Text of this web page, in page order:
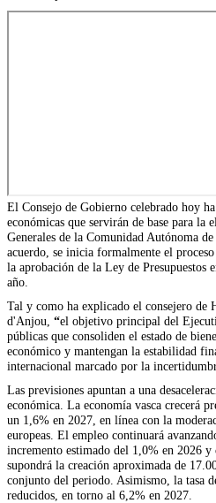
El Consejo de Gobierno celebrado hoy
económicas que servirán de base para la
Generales de la Comunidad Autónoma
acuerdo, se inicia formalmente el
la aprobación de la Ley de Presupuestos
año.
Tal y como ha explicado el consejero de
d'Anjou, “el objetivo principal del
públicas que consoliden el estado de
económico y mantengan la estabilidad
internacional marcado por la
Las previsiones apuntan a una
económica. La economía vasca crecerá
un 1,6% en 2027, en línea con la
europeas. El empleo continuará
incremento estimado del 1,0% en 2026
supondrá la creación aproximada de
conjunto del periodo. Asimismo, la tasa
reducidos, en torno al 6,2% en 2027.